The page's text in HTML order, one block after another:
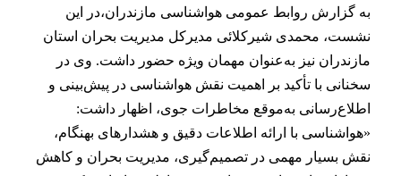
به گزارش روابط عمومی هواشناسی مازندران،در این
نشست، محمدی شیرکلائی مدیرکل مدیریت بحران استان
مازندران نیز به‌عنوان مهمان ویژه حضور داشت. وی در
سخنانی با تأکید بر اهمیت نقش هواشناسی در پیش‌بینی و
اطلاع‌رسانی به‌موقع مخاطرات جوی، اظهار داشت:
«هواشناسی با ارائه اطلاعات دقیق و هشدارهای بهنگام،
نقش بسیار مهمی در تصمیم‌گیری، مدیریت بحران و کاهش